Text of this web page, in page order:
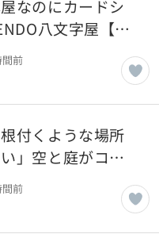
なのにカードシ
八文字屋【山
前
付くような場所
」空と庭がコン
【山形県天童
前